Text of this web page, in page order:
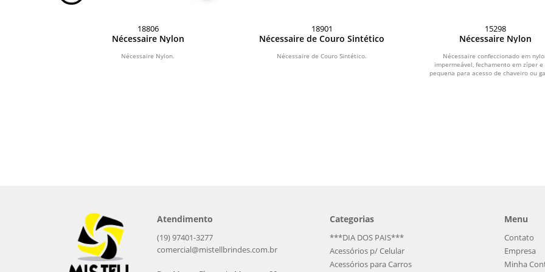
18806
Nécessaire Nylon
Nécessaire Nylon.
18901
Nécessaire de Couro Sintético
Nécessaire de Couro Sintético.
15298
Nécessaire Nylon
Nécessaire confeccionado em
impermeável, fechamento em zíper e
pequena para acesso de chaveiro ou
Atendimento
(19) 97401-3277
comercial@mistellbrindes.com.br
Categorias
***DIA DOS PAIS***
Acessórios p/ Celular
Acessórios para Carros
Menu
Contato
Empresa
Minha